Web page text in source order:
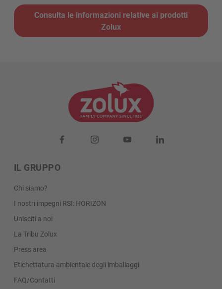
Consulta le informazioni relative ai prodotti
Zolux
IL GRUPPO
Chi siamo?
I nostri impegni RSI: HORIZON
Unisciti a noi
La Tribu Zolux
Press area
Etichettatura ambientale degli imballaggi
FAQ/Contatti